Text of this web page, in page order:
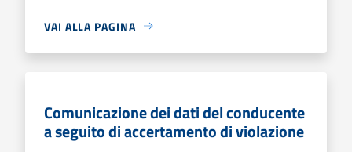
VAI ALLA PAGINA
Comunicazione dei dati del conducente
a seguito di accertamento di violazione